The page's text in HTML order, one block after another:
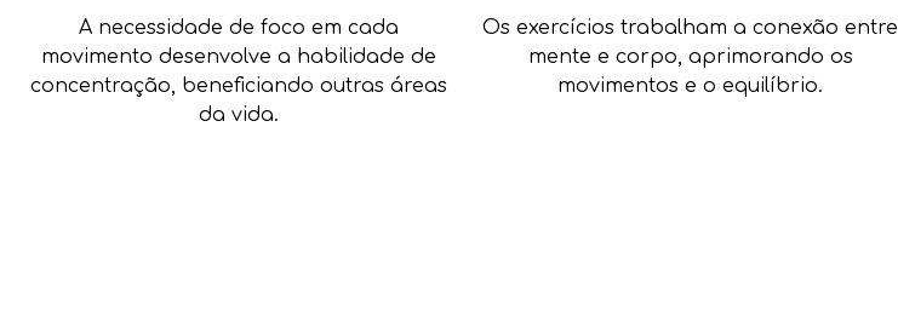
A necessidade de foco em cada
movimento desenvolve a habilidade de
concentração, beneficiando outras áreas
da vida.
Os exercícios trabalham a conexão entre
mente e corpo, aprimorando os
movimentos e o equilíbrio.